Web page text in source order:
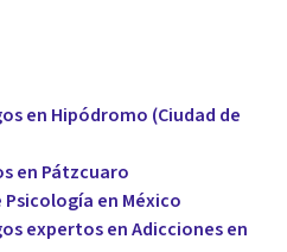
en Hipódromo (Ciudad de
en Pátzcuaro
Psicología en México
expertos en Adicciones en